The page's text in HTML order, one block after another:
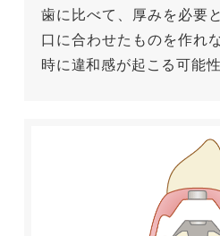
歯に比べて、厚みを必要
口に合わせたものを作れ
時に違和感が起こる可能